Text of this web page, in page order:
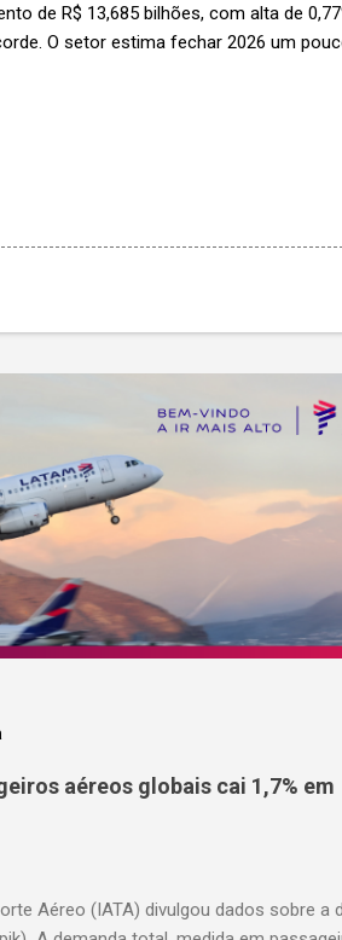
de R$ 13,685 bilhões, com alta de
O setor estima fechar 2026 um
aéreos globais cai 1,7% em
Aéreo (IATA) divulgou dados sobre a